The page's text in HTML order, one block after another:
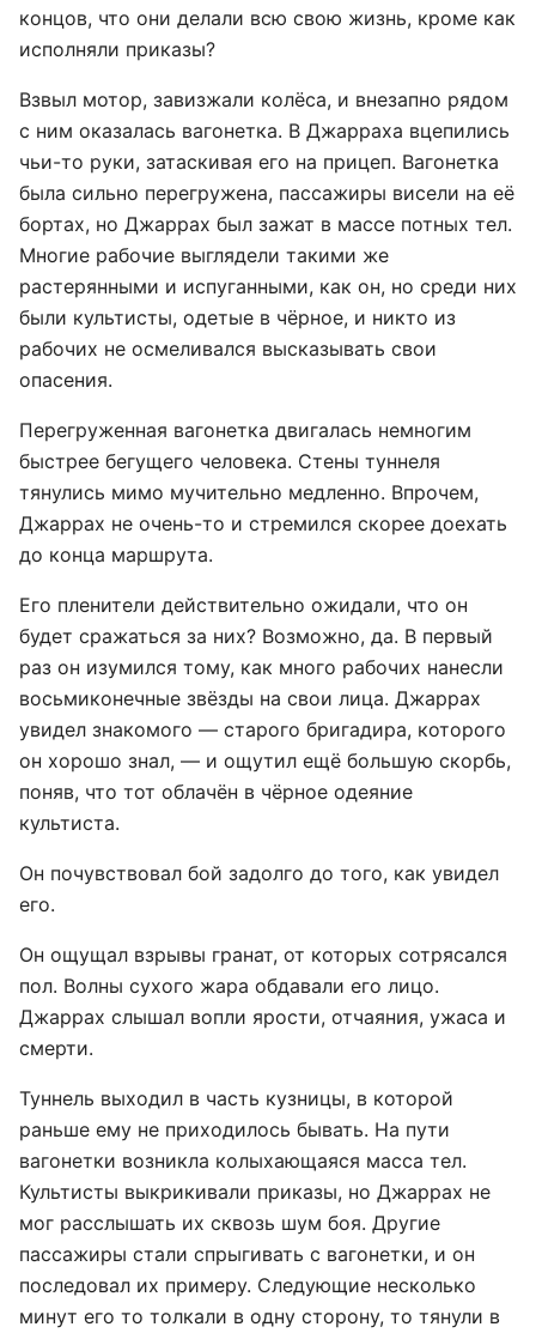
концов, что они делали всю свою жизнь, кроме как
исполняли приказы?
Взвыл мотор, завизжали колёса, и внезапно рядом
с ним оказалась вагонетка. В Джарраха вцепились
чьи-то руки, затаскивая его на прицеп. Вагонетка
была сильно перегружена, пассажиры висели на её
бортах, но Джаррах был зажат в массе потных тел.
Многие рабочие выглядели такими же
растерянными и испуганными, как он, но среди них
были культисты, одетые в чёрное, и никто из
рабочих не осмеливался высказывать свои
опасения.
Перегруженная вагонетка двигалась немногим
быстрее бегущего человека. Стены туннеля
тянулись мимо мучительно медленно. Впрочем,
Джаррах не очень-то и стремился скорее доехать
до конца маршрута.
Его пленители действительно ожидали, что он
будет сражаться за них? Возможно, да. В первый
раз он изумился тому, как много рабочих нанесли
восьмиконечные звёзды на свои лица. Джаррах
увидел знакомого — старого бригадира, которого
он хорошо знал, — и ощутил ещё большую скорбь,
поняв, что тот облачён в чёрное одеяние
культиста.
Он почувствовал бой задолго до того, как увидел
его.
Он ощущал взрывы гранат, от которых сотрясался
пол. Волны сухого жара обдавали его лицо.
Джаррах слышал вопли ярости, отчаяния, ужаса и
смерти.
Туннель выходил в часть кузницы, в которой
раньше ему не приходилось бывать. На пути
вагонетки возникла колыхающаяся масса тел.
Культисты выкрикивали приказы, но Джаррах не
мог расслышать их сквозь шум боя. Другие
пассажиры стали спрыгивать с вагонетки, и он
последовал их примеру. Следующие несколько
минут его то толкали в одну сторону, то тянули в